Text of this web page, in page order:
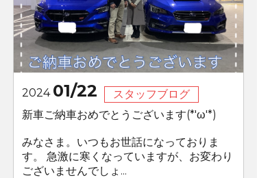
2024 01/22
スタッフブログ
新車ご納車おめでとうございます(*'ω'*)
みなさま。いつもお世話になっておりま
す。 急激に寒くなっていますが、お変わり
ございませんでしょ...